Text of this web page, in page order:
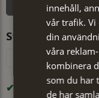
Storlek
L
I LAGER
innehåll,
vår trafik.
din
våra
kombinera
som du har
de har